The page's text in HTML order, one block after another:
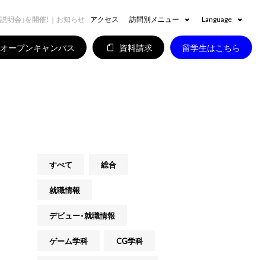
アクセス 訪問別メニュー Language
オープンキャンパス 資料請求 留学生はこちら
明会」を開催！｜お知らせ
すべて 総合
就職情報
デビュー・就職情報
ゲーム学科 CG学科